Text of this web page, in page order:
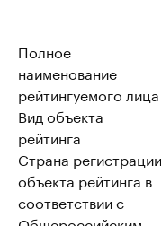
Полное
наименование
рейтингуемого лица
Вид объекта
рейтинга
Страна регистрации
объекта рейтинга в
соответствии с